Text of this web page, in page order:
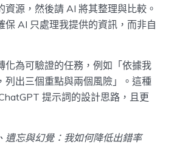
資源，然後請 AI 將其整理與比較。
保 AI 只處理我提供的資訊，而非自
化為可驗證的任務，例如「依據我
列出三個重點與兩個風險」。這種
提示詞的設計思路，且更
遺忘與幻覺：我如何降低出錯率